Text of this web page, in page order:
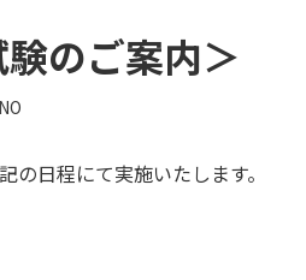
のご案内＞
の日程にて実施いたします。